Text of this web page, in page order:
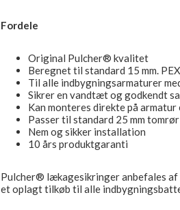
Fordele
Original Pulcher® kvalitet
Beregnet til standard 15 mm.
Til alle indbygningsarmaturer
Sikrer en vandtæt og godkendt
Kan monteres direkte på
Passer til standard 25 mm tomrør
Nem og sikker installation
10 års produktgaranti
Pulcher® lækagesikringer anbefales
et oplagt tilkøb til alle